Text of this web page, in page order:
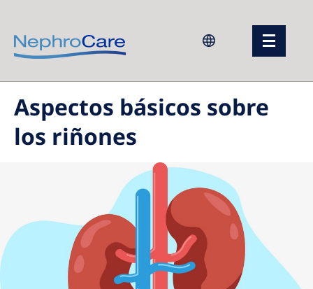
Europe
Czech Republic
France
Italy
Netherlands
Aspectos básicos sobre
los riñones